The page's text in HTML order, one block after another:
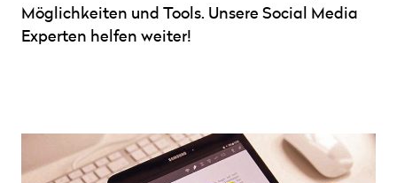
Möglichkeiten und Tools. Unsere Social Media
Experten helfen weiter!